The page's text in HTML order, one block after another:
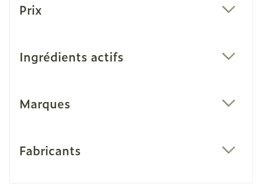
Prix
Ingrédients actifs
Marques
Fabricants